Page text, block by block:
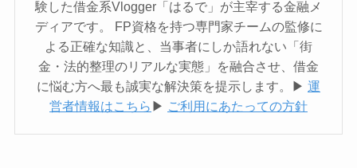
験した借金系Vlogger「はるで」が主宰する金融メ
ディアです。 FP資格を持つ専門家チームの監修に
よる正確な知識と、当事者にしか語れない「街
金・法的整理のリアルな実態」を融合させ、借金
に悩む方へ最も誠実な解決策を提示します。▶︎ 運
営者情報はこちら ▶︎ ご利用にあたっての方針